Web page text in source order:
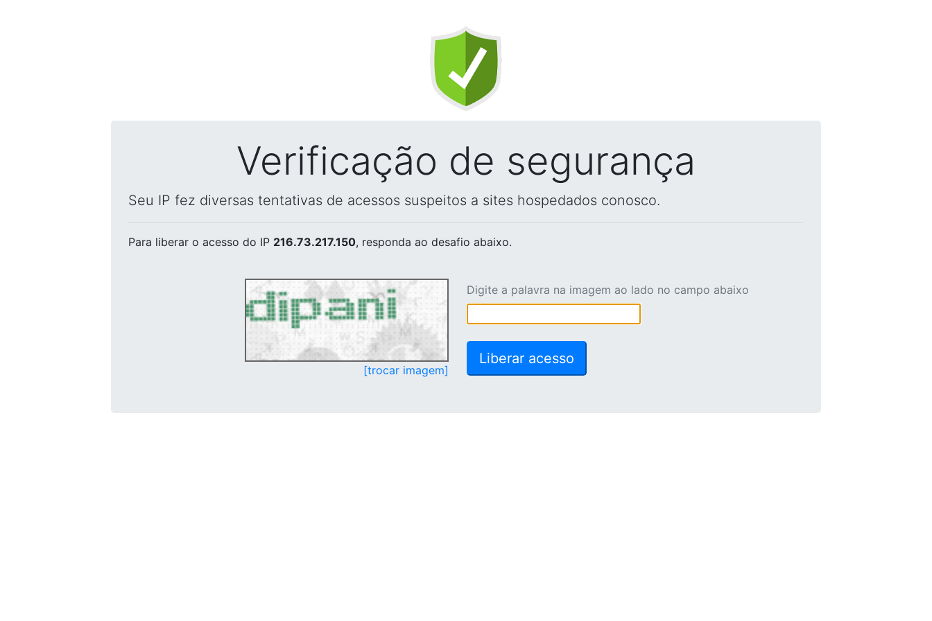
Verificação de segurança
Seu IP fez diversas tentativas de acessos suspeitos a sites hospedados conosco.
Para liberar o acesso do IP 216.73.217.150, responda ao desafio abaixo.
[trocar imagem]
Digite a palavra na imagem ao lado no campo abaixo